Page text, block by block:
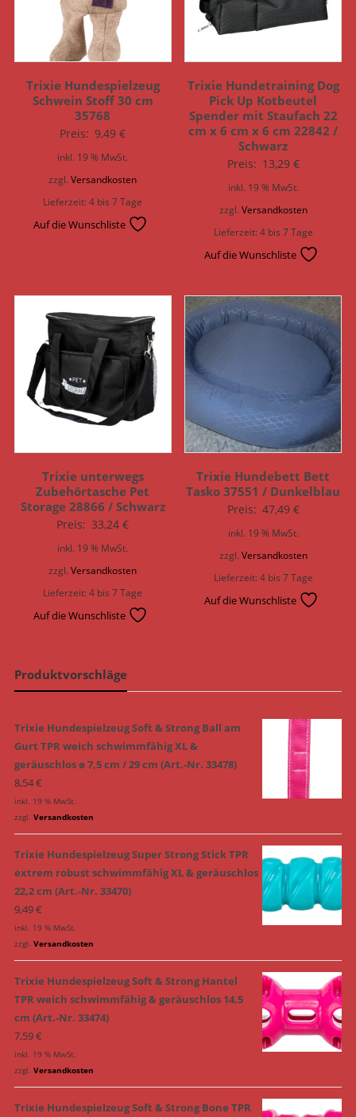
Trixie Hundespielzeug
Schwein Stoff 30 cm
35768
Preis: 9,49€
inkl. 19 % MwSt.
zzgl.Versandkosten
Lieferzeit:4 bis 7 Tage
Auf die Wunschliste
Trixie Hundetraining Dog
Pick Up Kotbeutel
Spender mit Staufach 22
cm x 6 cm x 6 cm 22842 /
Schwarz
Preis: 13,29 €
inkl. 19 % MwSt.
zzgl. Versandkosten
Lieferzeit:4 bis 7 Tage
Auf die Wunschliste
Trixie unterwegs
Zubehörtasche Pet
Storage 28866 / Schwarz
Preis: 33,24€
inkl. 19 % MwSt.
zzgl.Versandkosten
Lieferzeit:4 bis 7 Tage
Auf die Wunschliste
Trixie Hundebett Bett
Tasko 37551 / Dunkelblau
Preis: 47,49 €
inkl. 19 % MwSt.
zzgl. Versandkosten
Lieferzeit:4 bis 7 Tage
Auf die Wunschliste
Produktvorschläge
Trixie Hundespielzeug Soft & Strong Ball am
Gurt TPR weich schwimmfähig XL &
geräuschlos ø 7,5 cm / 29 cm (Art.-Nr. 33478)
8,54€
inkl. 19 % MwSt.
zzgl. Versandkosten
Trixie Hundespielzeug Super Strong Stick TPR
extrem robust schwimmfähig XL & geräuschlos
22,2 cm (Art.-Nr. 33470)
9,49€
inkl. 19 % MwSt.
zzgl. Versandkosten
Trixie Hundespielzeug Soft & Strong Hantel
TPR weich schwimmfähig & geräuschlos 14,5
cm (Art.-Nr. 33474)
7,59€
inkl. 19 % MwSt.
zzgl. Versandkosten
Trixie Hundespielzeug Soft & Strong Bone TPR